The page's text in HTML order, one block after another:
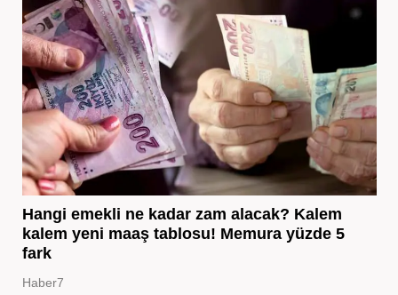
Hangi emekli ne kadar zam alacak? Kalem
kalem yeni maaş tablosu! Memura yüzde 5
fark
Haber7